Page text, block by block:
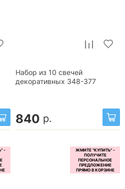
Набор из 10 свечей
декоративных 348-377
840 р.